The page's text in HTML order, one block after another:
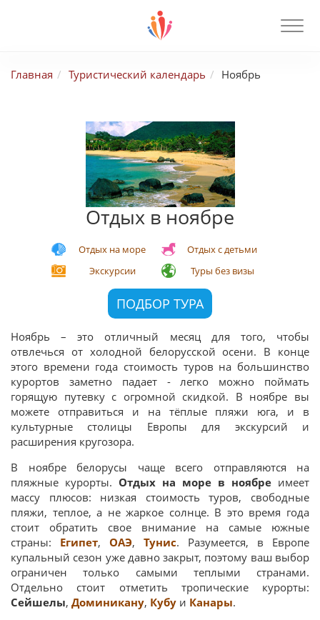
Главная Туристический календарь Ноябрь
Отдых в ноябре
Отдых на море
Отдых с детьми
Экскурсии
Туры без визы
ПОДБОР ТУРА
Ноябрь – это отличный месяц для того, чтобы
отвлечься от холодной белорусской осени. В конце
этого времени года стоимость туров на большинство
курортов заметно падает - легко можно поймать
горящую путевку с огромной скидкой. В ноябре вы
можете отправиться и на тёплые пляжи юга, и в
культурные столицы Европы для экскурсий и
расширения кругозора.
В ноябре белорусы чаще всего отправляются на
пляжные курорты. Отдых на море в ноябре имеет
массу плюсов: низкая стоимость туров, свободные
пляжи, теплое, а не жаркое солнце. В это время года
стоит обратить свое внимание на самые южные
страны: Египет, ОАЭ, Тунис. Разумеется, в Европе
купальный сезон уже давно закрыт, поэтому ваш выбор
ограничен только самыми теплыми странами.
Отдельно стоит отметить тропические курорты:
Сейшелы, Доминикану, Кубу и Канары.